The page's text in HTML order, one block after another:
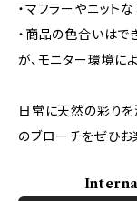
・マフラーやニット
・商品の色合いはで
が、モニター環境に
日常に天然の彩りを
のブローチをぜひお